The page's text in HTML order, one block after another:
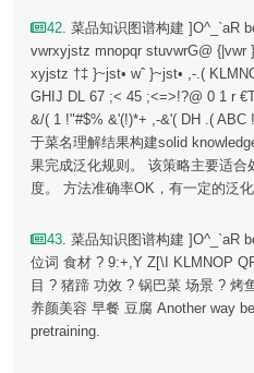
42. 菜品知识图谱构建 ]O^_`aR
vwrxyjstz mnopqr stuvwrG@ {|vwr
xyjstz †‡ }~jst• wˆ }~jst• ,-.(
GHIJ DL 67 ;< 45 ;<=>!?@ 0 1 r
&/( 1 !"#$% &'(!)*+ ,-&'( DH .( ABC
于菜名理解结果构建solid
果完成泛化规则。 该策略主要适合
度。 方法准确率OK，有一定的泛
43. 菜品知识图谱构建 ]O^_`aR
位词 食材 ? 9:+,Y Z[\I KLMNOP
目 ? 猪蹄 功效 ? 锅巴菜 场景 ? 烤
养颜美容 早餐 豆腐 Another way
pretraining.